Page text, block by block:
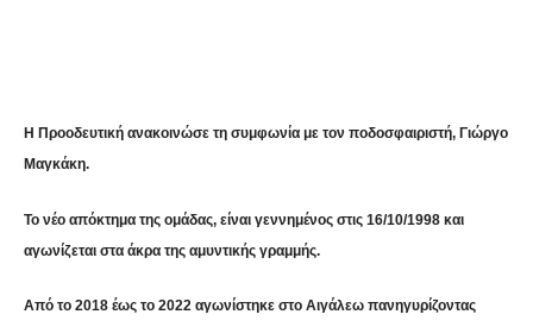
Η Προοδευτική ανακοινώσε τη συμφωνία με τον ποδοσφαιριστή, Γιώργο
Μαγκάκη.
Το νέο απόκτημα της ομάδας, είναι γεννημένος στις 16/10/1998 και
αγωνίζεται στα άκρα της αμυντικής γραμμής.
Από το 2018 έως το 2022 αγωνίστηκε στο Αιγάλεω πανηγυρίζοντας